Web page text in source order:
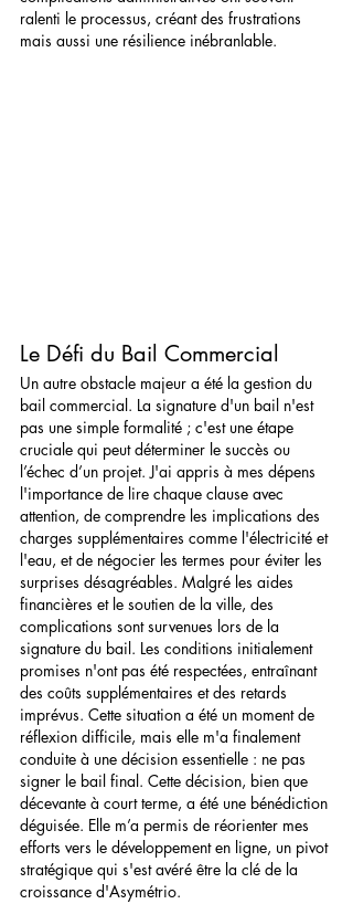
ralenti le processus, créant des frustrations
mais aussi une résilience inébranlable.
Le Défi du Bail Commercial
Un autre obstacle majeur a été la gestion du
bail commercial. La signature d'un bail n'est
pas une simple formalité ; c'est une étape
cruciale qui peut déterminer le succès ou
l’échec d’un projet. J'ai appris à mes dépens
l'importance de lire chaque clause avec
attention, de comprendre les implications des
charges supplémentaires comme l'électricité et
l'eau, et de négocier les termes pour éviter les
surprises désagréables. Malgré les aides
financières et le soutien de la ville, des
complications sont survenues lors de la
signature du bail. Les conditions initialement
promises n'ont pas été respectées, entraînant
des coûts supplémentaires et des retards
imprévus. Cette situation a été un moment de
réflexion difficile, mais elle m'a finalement
conduite à une décision essentielle : ne pas
signer le bail final. Cette décision, bien que
décevante à court terme, a été une bénédiction
déguisée. Elle m’a permis de réorienter mes
efforts vers le développement en ligne, un pivot
stratégique qui s'est avéré être la clé de la
croissance d'Asymétrio.